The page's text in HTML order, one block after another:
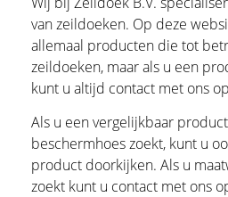
van zeildoeken. Op deze
allemaal producten die tot
zeildoeken, maar als u een
kunt u altijd contact met ons
Als u een vergelijkbaar
beschermhoes zoekt, kunt u
product doorkijken. Als u
zoekt kunt u contact met ons